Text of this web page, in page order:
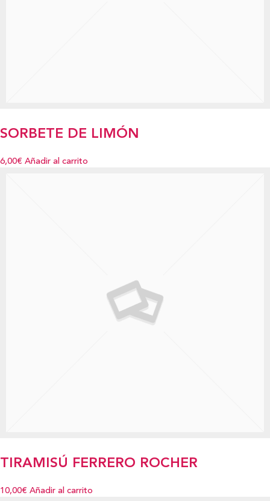
SORBETE DE LIMÓN
6,00€ Añadir al carrito
TIRAMISÚ FERRERO ROCHER
10,00€ Añadir al carrito